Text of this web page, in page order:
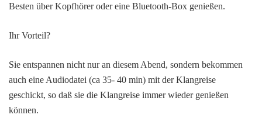
Besten über Kopfhörer oder eine Bluetooth-Box genießen.
Ihr Vorteil?
Sie entspannen nicht nur an diesem Abend, sondern bekommen
auch eine Audiodatei (ca 35- 40 min) mit der Klangreise
geschickt, so daß sie die Klangreise immer wieder genießen
können.